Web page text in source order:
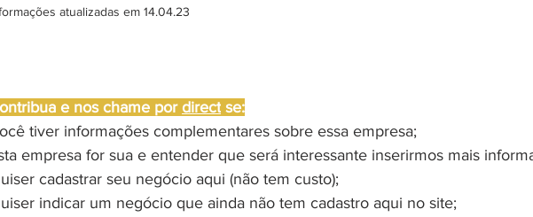
atualizadas em 14.04.23
e nos chame por direct se:
tiver informações complementares sobre essa empresa;
empresa for sua e entender que será interessante inserirmos mais
cadastrar seu negócio aqui (não tem custo);
indicar um negócio que ainda não tem cadastro aqui no site;